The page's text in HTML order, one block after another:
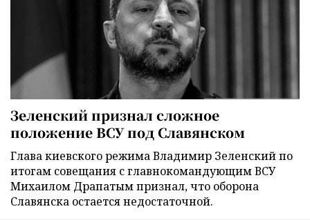
Зеленский признал сложное
положение ВСУ под Славянском
Глава киевского режима Владимир Зеленский по
итогам совещания с главнокомандующим ВСУ
Михаилом Драпатым признал, что оборона
Славянска остается недостаточной.